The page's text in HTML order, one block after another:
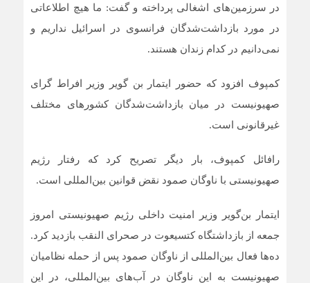
در سرزمین‌های اشغالی پرداخته و گفت: ما هیچ اطلاعاتی
در مورد بازداشت‌شدگان فرانسوی در اسرائیل نداریم و
نمی‌دانیم در کدام زندان هستند.
کمپوف افزود که حضور ایتمار بن گویر وزیر افراط گرای
صهیونیست در میان بازداشت‌شدگان کشورهای مختلف
غیرقانونی است.
رافائل کمپوف، بار دیگر تصریح کرد که رفتار رژیم
صهیونیستی با ناوگان صمود نقض قوانین بین‌المللی است.
ایتمار بن‌گویر وزیر امنیت داخلی رژیم صهیونیستی امروز
جمعه از بازداشتگاه کتسیعوت در صحرای النقب بازدید کرد.
ده‌ها فعال بین‌المللی از ناوگان صمود پس از حمله نظامیان
صهیونیست به این ناوگان در آب‌های بین‌المللی، در این